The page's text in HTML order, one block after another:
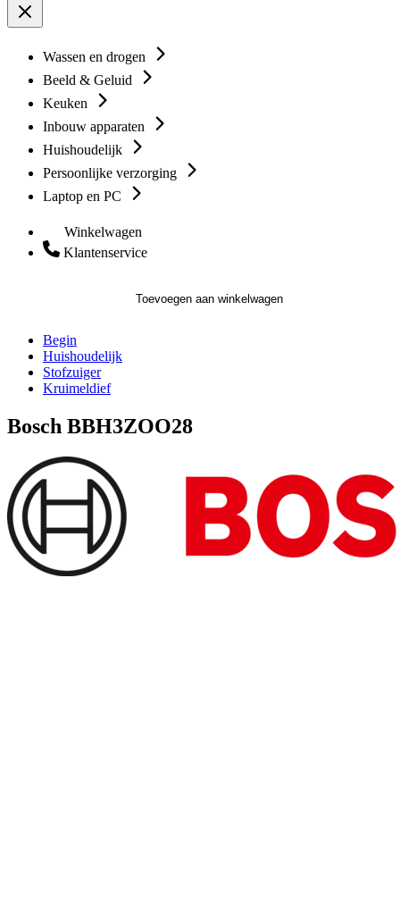
Wassen en drogen
Beeld & Geluid
Keuken
Inbouw apparaten
Huishoudelijk
Persoonlijke verzorging
Laptop en PC
Winkelwagen
Klantenservice
Toevoegen aan winkelwagen
Begin
Huishoudelijk
Stofzuiger
Kruimeldief
Bosch BBH3ZOO28